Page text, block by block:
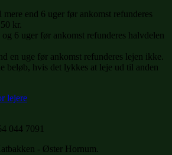
end 6 uger før ankomst refunderes
kr.
6 uger før ankomst refunderes halvdelen
en uge før ankomst refunderes lejen ikke.
beløb, hvis det lykkes at leje ud til anden
lejere
044 7091
- Øster Hornum.